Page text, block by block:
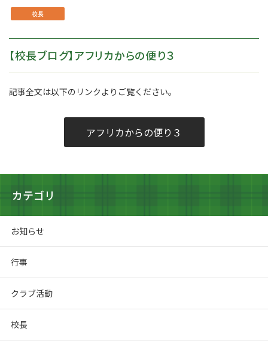
校長
【校長ブログ】アフリカからの便り３
記事全文は以下のリンクよりご覧ください。
アフリカからの便り３
カテゴリ
お知らせ
行事
クラブ活動
校長